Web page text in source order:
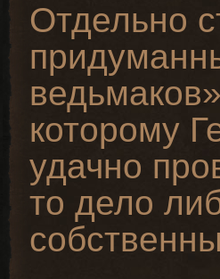
Отдельно
которому
удачно
то дело